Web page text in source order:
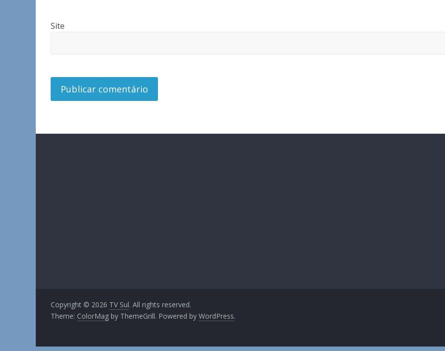
Site
Copyright © 2026 TV Sul. All rights reserved.
Theme: ColorMag by ThemeGrill. Powered by WordPress.